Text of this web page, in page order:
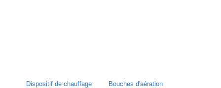
Dispositif de chauffage
Bouches d'aération